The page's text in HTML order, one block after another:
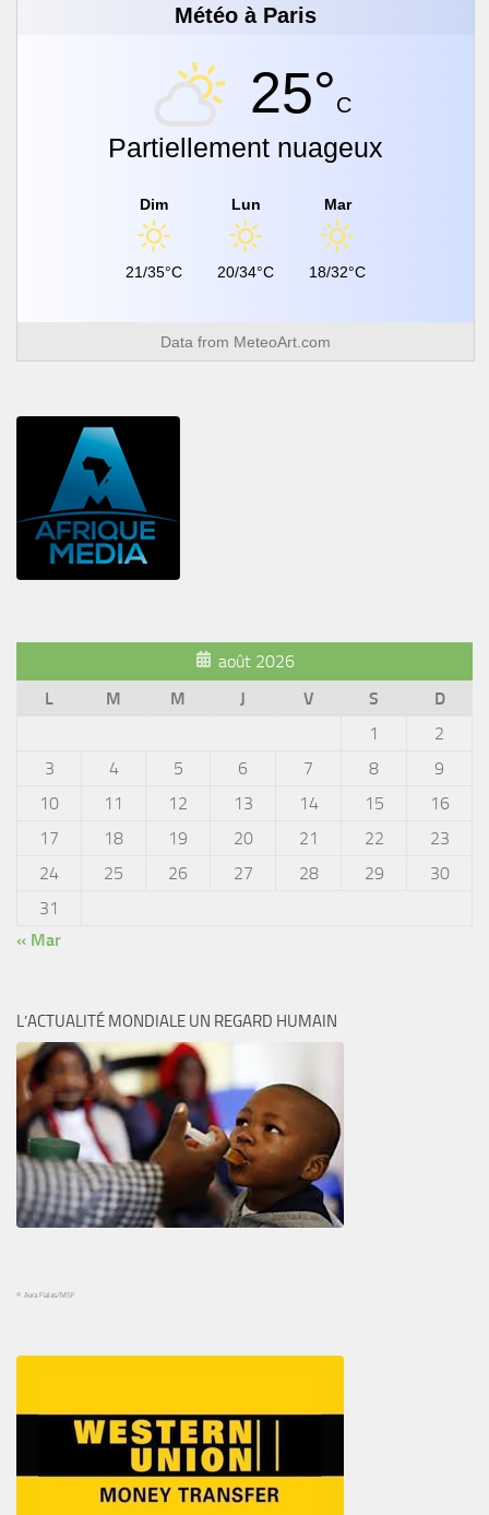
Météo à Paris
25°C
Partiellement nuageux
Dim
21/35°C
Lun
20/34°C
Mar
18/32°C
Data from MeteoArt.com
août 2026
L
M M J V S
D
1
2
3
4 5 6 7 8
9
10
11 12 13 14 15
16
17
18 19 20 21 22
23
24
25 26 27 28 29
30
31
« Mar
L’ACTUALITÉ MONDIALE UN REGARD HUMAIN
© Avra Fialas/MSF